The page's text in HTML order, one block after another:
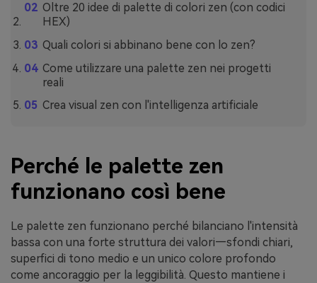
Oltre 20 idee di palette di colori zen (con codici
HEX)
Quali colori si abbinano bene con lo zen?
Come utilizzare una palette zen nei progetti
reali
Crea visual zen con l'intelligenza artificiale
Perché le palette zen
funzionano così bene
Le palette zen funzionano perché bilanciano l'intensità
bassa con una forte struttura dei valori—sfondi chiari,
superfici di tono medio e un unico colore profondo
come ancoraggio per la leggibilità. Questo mantiene i